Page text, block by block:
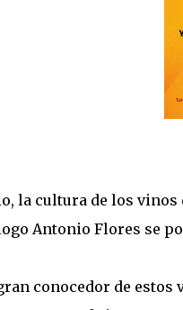
la cultura de los vinos
Antonio Flores se
conocedor de